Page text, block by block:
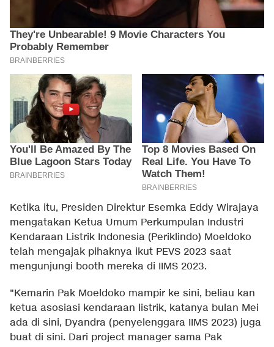
Ketika itu, Presiden Direktur Esemka Eddy Wirajaya
mengatakan Ketua Umum Perkumpulan Industri
Kendaraan Listrik Indonesia (Periklindo) Moeldoko
telah mengajak pihaknya ikut PEVS 2023 saat
mengunjungi booth mereka di IIMS 2023.
"Kemarin Pak Moeldoko mampir ke sini, beliau kan
ketua asosiasi kendaraan listrik, katanya bulan Mei
ada di sini, Dyandra (penyelenggara IIMS 2023) juga
buat di sini. Dari project manager sama Pak